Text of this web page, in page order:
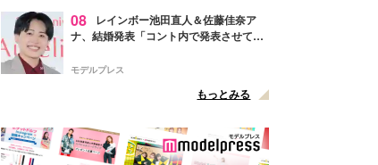
08
レインボー池田直人＆佐藤佳奈ア
ナ、結婚発表「コント内で発表させてい
点変更のため
モデルプレス
もっとみる